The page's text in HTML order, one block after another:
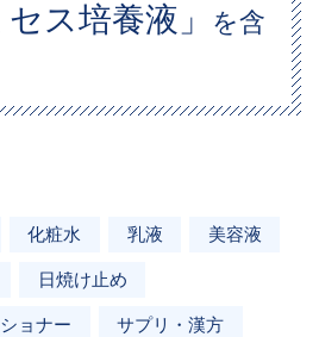
ス培養液」
を含
化粧水 乳液 美容液
日焼け止め
ョナー サプリ・漢方